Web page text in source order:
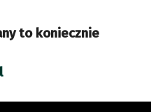
to koniecznie